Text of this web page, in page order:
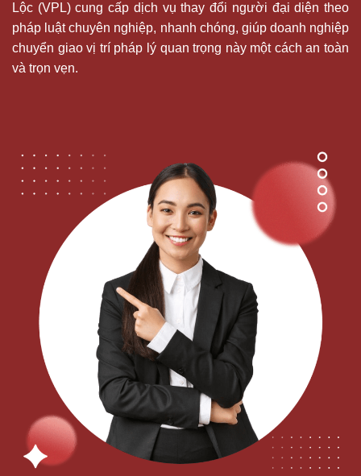
Lộc (VPL) cung cấp dịch vụ thay đổi người đại diện theo
pháp luật chuyên nghiệp, nhanh chóng, giúp doanh nghiệp
chuyển giao vị trí pháp lý quan trọng này một cách an toàn
và trọn vẹn.